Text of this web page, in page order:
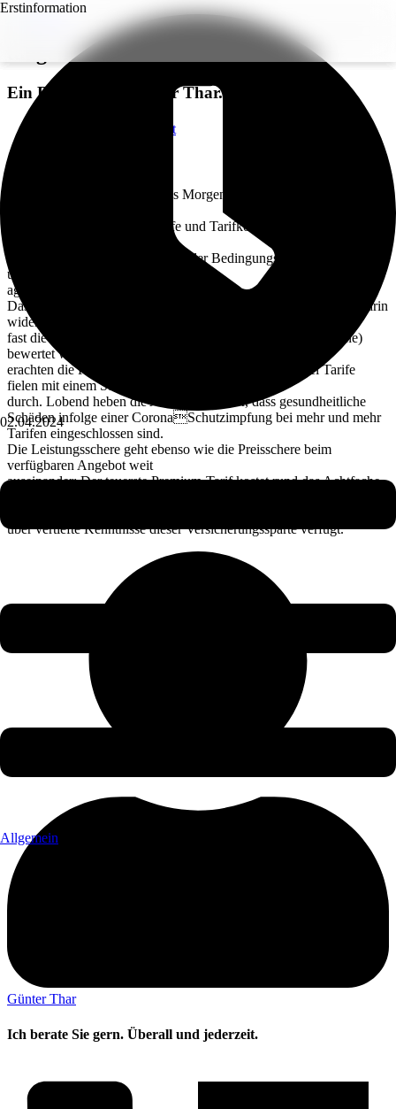
Nur 2 von 290 Unfallversicherungstarifen
taugen nichts
Ein Beitrag von Günter Thar.
Zurück zur Übersicht
02.04.2024
Allgemein
Das unabhängige Analysehaus Morgen & Morgen hat für sein
Unfallversicherung“ 290 Tarife und Tarifkombinationen unter die
Leistungsfragen wurden anhand der Bedingungswerke beantwortet
und zu einem Sterne-Score
aggregiert.
Das hohe Bedingungsniveau am deutschen Markt spiegelt sich darin
wider, dass mit 135 Tarifen
fast die Hälfte mit der Höchstnote „ausgezeichnet“ (fünf Sterne)
bewertet wurde. Weitere 65
erachten die Prüfer als „sehr gut“ (vier Sterne), nur zwei Tarife
fielen mit einem Stern komplett
durch. Lobend heben die Analysten hervor, dass gesundheitliche
Schäden infolge einer CoronaSchutzimpfung bei mehr und mehr
Tarifen eingeschlossen sind.
Die Leistungsschere geht ebenso wie die Preisschere beim
verfügbaren Angebot weit
auseinander: Der teuerste Premium-Tarif kostet rund das Achtfache
über vertiefte Kenntnisse dieser Versicherungssparte verfügt.
Günter Thar
Ich berate Sie gern. Überall und jederzeit.
Erstinformation